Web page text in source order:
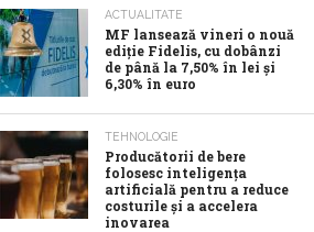
ACTUALITATE
MF lansează vineri o nouă
ediție Fidelis, cu dobânzi
de până la 7,50% în lei și
6,30% în euro
TEHNOLOGIE
Producătorii de bere
folosesc inteligența
artificială pentru a reduce
costurile și a accelera
inovarea